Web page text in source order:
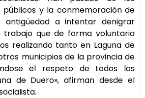
públicos y la conmemoración de
antigüedad a intentar denigrar
trabajo que de forma voluntaria
realizando tanto en Laguna de
municipios de la provincia de
el respeto de todos los
de Duero», afirman desde el